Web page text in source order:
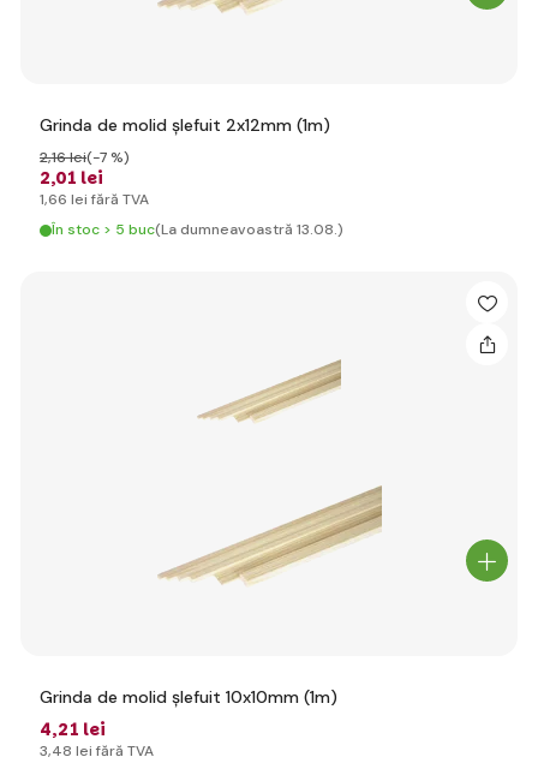
Grinda de molid șlefuit 2x12mm (1m)
2,01 lei
2,16 lei(-7 %)
1,66 lei fără TVA
În stoc > 5 buc(La dumneavoastră 13.08.)
Grinda de molid șlefuit 10x10mm (1m)
4,21 lei
3,48 lei fără TVA